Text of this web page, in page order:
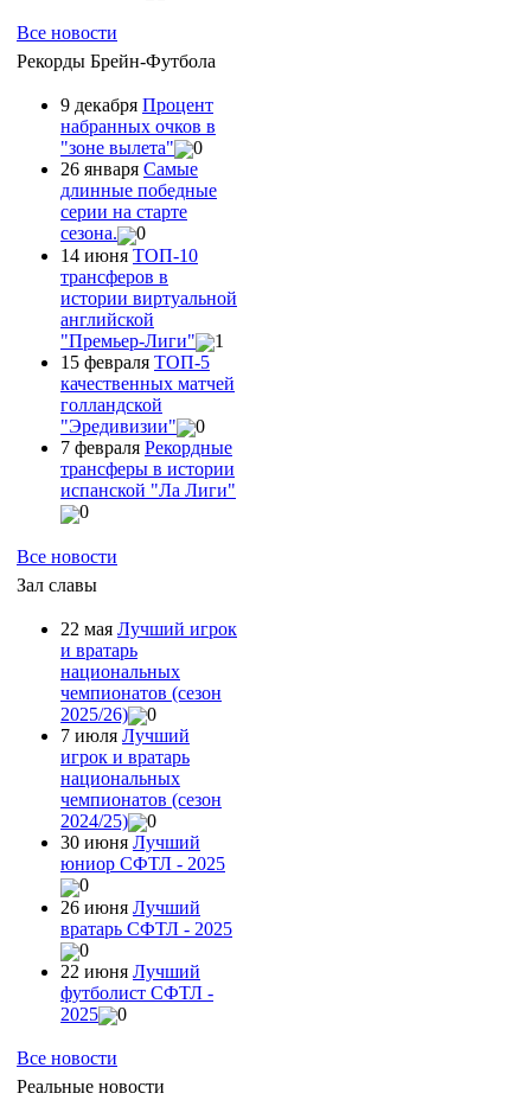
Все новости
Рекорды Брейн-Футбола
9 декабря Процент
набранных очков в
"зоне вылета"
0
26 января Самые
длинные победные
серии на старте
сезона.
0
14 июня ТОП-10
трансферов в
истории виртуальной
английской
"Премьер-Лиги"
1
15 февраля ТОП-5
качественных матчей
голландской
"Эредивизии"
0
7 февраля Рекордные
трансферы в истории
испанской "Ла Лиги"
0
Все новости
Зал славы
22 мая Лучший игрок
и вратарь
национальных
чемпионатов (сезон
2025/26)
0
7 июля Лучший
игрок и вратарь
национальных
чемпионатов (сезон
2024/25)
0
30 июня Лучший
юниор СФТЛ - 2025
0
26 июня Лучший
вратарь СФТЛ - 2025
0
22 июня Лучший
футболист СФТЛ -
2025
0
Все новости
Реальные новости